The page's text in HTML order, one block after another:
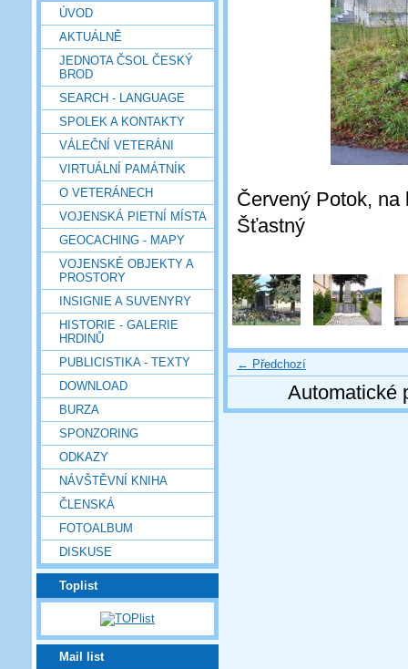
ÚVOD
AKTUÁLNĚ
JEDNOTA ČSOL ČESKÝ
BROD
SEARCH - LANGUAGE
SPOLEK A KONTAKTY
VÁLEČNÍ VETERÁNI
VIRTUÁLNÍ PAMÁTNÍK
O VETERÁNECH
VOJENSKÁ PIETNÍ MÍSTA
GEOCACHING - MAPY
VOJENSKÉ OBJEKTY A
PROSTORY
INSIGNIE A SUVENYRY
HISTORIE - GALERIE
HRDINŮ
PUBLICISTIKA - TEXTY
DOWNLOAD
BURZA
SPONZORING
ODKAZY
NÁVŠTĚVNÍ KNIHA
ČLENSKÁ
FOTOALBUM
DISKUSE
Toplist
Mail list
Červený Potok, na
Šťastný
← Předchozí
Automatické